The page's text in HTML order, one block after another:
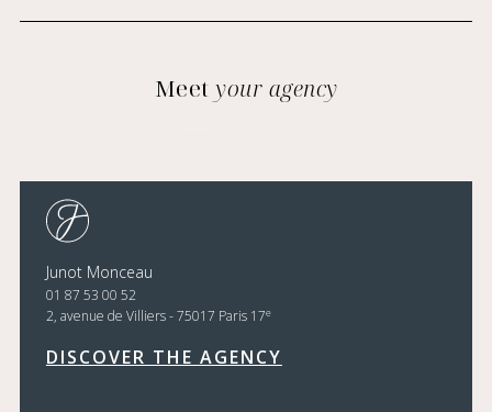
Meet your agency
Junot Monceau
01 87 53 00 52
2, avenue de Villiers - 75017 Paris 17e
DISCOVER THE AGENCY